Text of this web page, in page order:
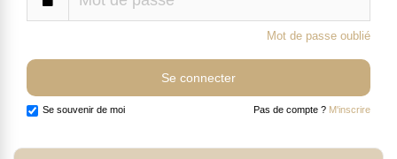
Mot de passe oublié
Se souvenir de moi Pas de compte ? M'inscrire